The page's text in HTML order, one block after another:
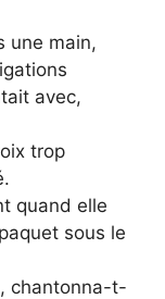
une main,
avec,
trop
quand elle
sous le
chantonna-t-